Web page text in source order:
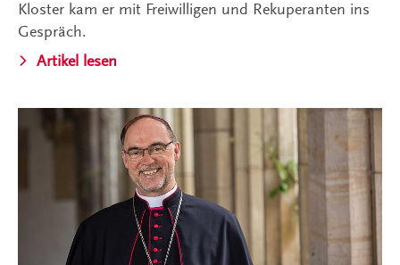
Kloster kam er mit Freiwilligen und Rekuperanten ins
Gespräch.
Artikel lesen